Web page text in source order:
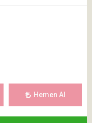
Hemen Al